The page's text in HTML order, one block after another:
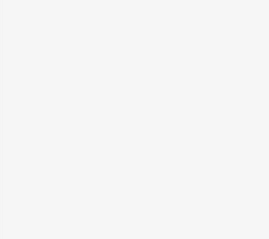
Вже вивели на тести: Ferrari